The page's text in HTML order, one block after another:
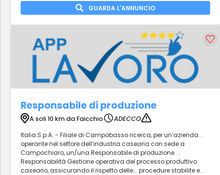
GUARDA L'ANNUNCIO
Responsabile di produzione
A soli 10 km da Faicchio
ADECCO
Italia S.p.A. - Filiale di Campobasso ricerca, per un’azienda...
operante nel settore dell’industria casearia con sede a
Campochiaro, un/una Responsabile di produzione....
Responsabilità Gestione operativa del processo produttivo
caseario, assicurando il rispetto delle... procedure stabilite e...